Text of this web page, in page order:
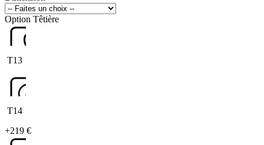
Option Têtière
T13
T14
+219 €